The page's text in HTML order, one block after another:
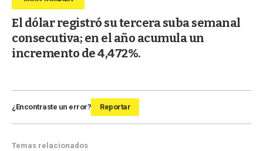
El dólar registró su tercera suba semanal
consecutiva; en el año acumula un
incremento de 4,472%.
¿Encontraste un error? Reportar
Temas relacionados